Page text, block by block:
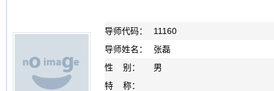
导师代码：
11160
导师姓名：
张磊
性 别：
男
特 称：